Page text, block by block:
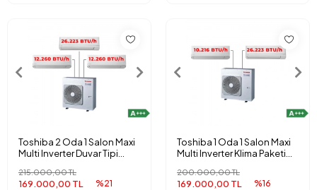
Toshiba 2 Oda 1 Salon Maxi
Multi Inverter Duvar Tipi
169.000,00 TL
215.000,00 TL
%21
Toshiba 1 Oda 1 Salon Maxi
Multi Inverter Klima Paketi
169.000,00 TL
200.000,00 TL
%16